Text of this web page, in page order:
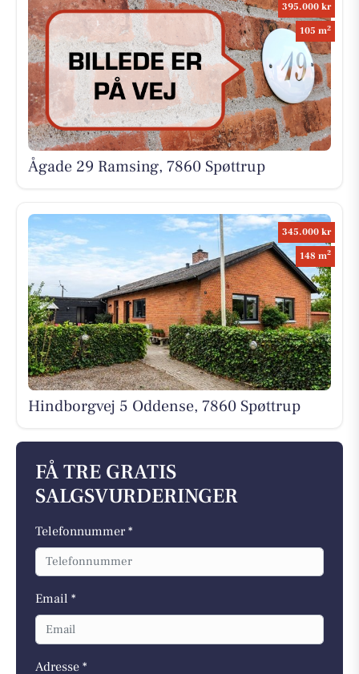
395.000 kr
105 m2
Ågade 29 Ramsing, 7860 Spøttrup
345.000 kr
148 m2
Hindborgvej 5 Oddense, 7860 Spøttrup
FÅ TRE GRATIS
SALGSVURDERINGER
Telefonnummer *
Email *
Adresse *